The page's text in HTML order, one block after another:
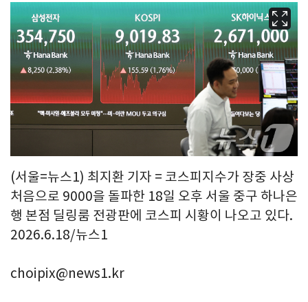
(서울=뉴스1) 최지환 기자 = 코스피지수가 장중 사상
처음으로 9000을 돌파한 18일 오후 서울 중구 하나은
행 본점 딜링룸 전광판에 코스피 시황이 나오고 있다.
2026.6.18/뉴스1
choipix@news1.kr